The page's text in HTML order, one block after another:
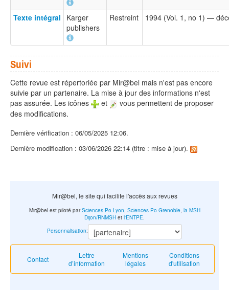
Texte intégral
Karger
publishers
Restreint 1994 (Vol. 1, no 1) —
Suivi
Cette revue est répertoriée par Mir@bel mais n'est pas encore
suivie par un partenaire. La mise à jour des informations n'est
pas assurée. Les icônes
et
vous permettent de proposer
des modifications.
Dernière vérification : 06/05/2025 12:06.
Dernière modification : 03/06/2026 22:14 (titre : mise à jour).
Mir@bel, le site qui facilite l'accès aux revues
Contact
Lettre
d’information
Mentions
légales
Conditions
d'utilisation
Mir@bel est piloté parSciences Po Lyon Sciences Po Grenoble, la MSH
Dijon/RNMSH et l'ENTPE
Personnalisation: